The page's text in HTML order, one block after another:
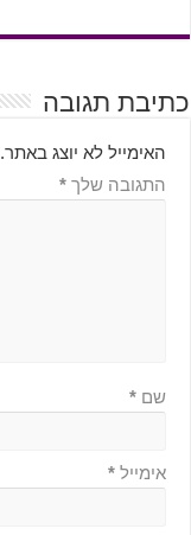
כתיבת תגובה
האימייל לא יוצג באתר.
התגובה שלך*
שם*
אימייל*